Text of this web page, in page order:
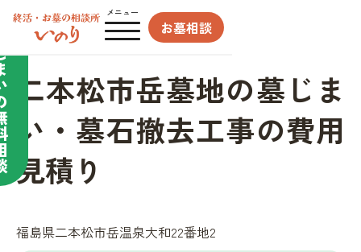
メニュー
お墓相談
二本松市岳墓地の墓じま
い・墓石撤去工事の費用
見積り
福島県二本松市岳温泉大和22番地2